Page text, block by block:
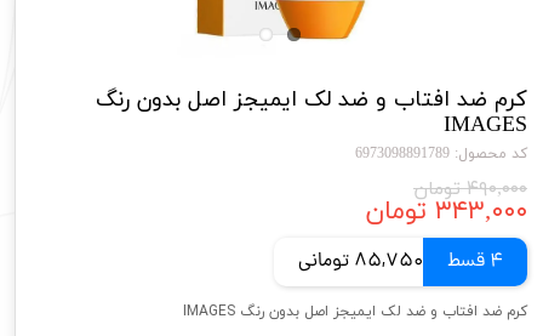
کرم ضد افتاب و ضد لک ایمیجز اصل بدون رنگ
IMAGES
کد محصول: 6973098891789
۴۹۰,۰۰۰ تومان
۳۴۳,۰۰۰ تومان
4 قسط 85,750 تومانی
کرم ضد افتاب و ضد لک ایمیجز اصل بدون رنگ IMAGES